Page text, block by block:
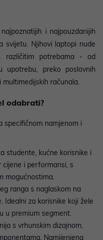
i najpouzdanijih
svijetu. Njihovi laptopi nude
različitim potrebama - od
upotrebu, preko poslovnih
multimedijskih računala.
odabrati?
specifičnom namjenom i
studente, kućne korisnike i
cijene i performansi, s
mogućnostima.
ranga s naglaskom na
Idealni za korisnike koji žele
u premium segment.
s vrhunskim dizajnom,
Namijenjena